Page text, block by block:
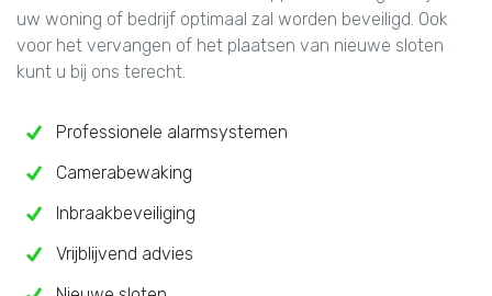
uw woning of bedrijf optimaal zal worden beveiligd. Ook
voor het vervangen of het plaatsen van nieuwe sloten
kunt u bij ons terecht.
Professionele alarmsystemen
Camerabewaking
Inbraakbeveiliging
Vrijblijvend advies